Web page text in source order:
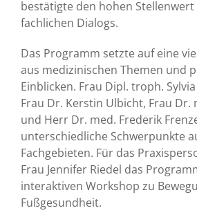
bestätigte den hohen
fachlichen Dialogs.
Das Programm setzte auf eine
aus medizinischen Themen und
Einblicken. Frau Dipl. troph.
Frau Dr. Kerstin Ulbicht, Frau Dr.
und Herr Dr. med. Frederik
unterschiedliche Schwerpunkte
Fachgebieten. Für das
Frau Jennifer Riedel das
interaktiven Workshop zu
Fußgesundheit.